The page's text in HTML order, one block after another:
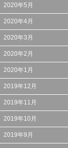
2020年5月
2020年4月
2020年3月
2020年2月
2020年1月
2019年12月
2019年11月
2019年10月
2019年9月